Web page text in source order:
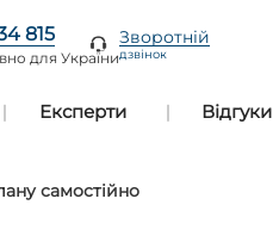
815
для України
Зворотній
дзвінок
Експерти Відгуки
самостійно